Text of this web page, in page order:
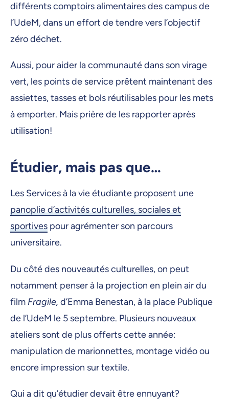
différents comptoirs alimentaires des campus de
l’UdeM, dans un effort de tendre vers l’objectif
zéro déchet.
Aussi, pour aider la communauté dans son virage
vert, les points de service prêtent maintenant des
assiettes, tasses et bols réutilisables pour les mets
à emporter. Mais prière de les rapporter après
utilisation!
Étudier, mais pas que…
Les Services à la vie étudiante proposent une
panoplie d’activités culturelles, sociales et
sportives pour agrémenter son parcours
universitaire.
Du côté des nouveautés culturelles, on peut
notamment penser à la projection en plein air du
film Fragile, d’Emma Benestan, à la place Publique
de l’UdeM le 5 septembre. Plusieurs nouveaux
ateliers sont de plus offerts cette année:
manipulation de marionnettes, montage vidéo ou
encore impression sur textile.
Qui a dit qu’étudier devait être ennuyant?